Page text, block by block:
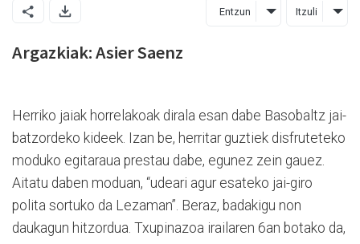
Entzun Itzuli
Argazkiak: Asier Saenz
Herriko jaiak horrelakoak dirala esan dabe Basobaltz jai-
batzordeko kideek. Izan be, herritar guztiek disfruteteko
moduko egitaraua prestau dabe, egunez zein gauez.
Aitatu daben moduan, “udeari agur esateko jai-giro
polita sortuko da Lezaman”. Beraz, badakigu non
daukagun hitzordua. Txupinazoa irailaren 6an botako da,